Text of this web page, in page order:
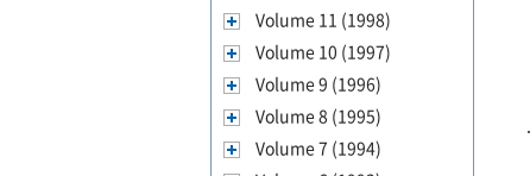
Volume 11 (1998)
Volume 10 (1997)
Volume 9 (1996)
Volume 8 (1995)
Volume 7 (1994)